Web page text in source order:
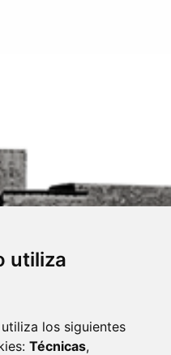
utiliza
los siguientes
Técnicas,